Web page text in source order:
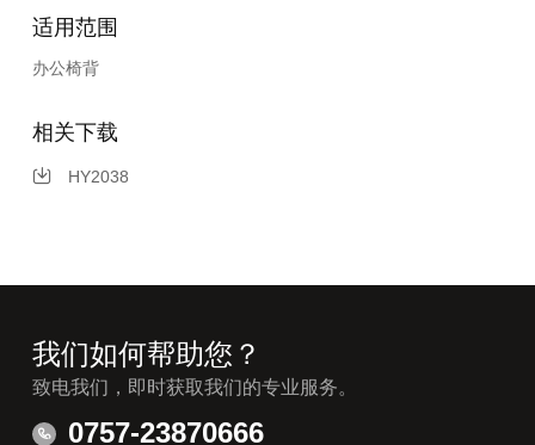
适用范围
办公椅背
相关下载
HY2038
我们如何帮助您？
致电我们，即时获取我们的专业服务。
0757-23870666